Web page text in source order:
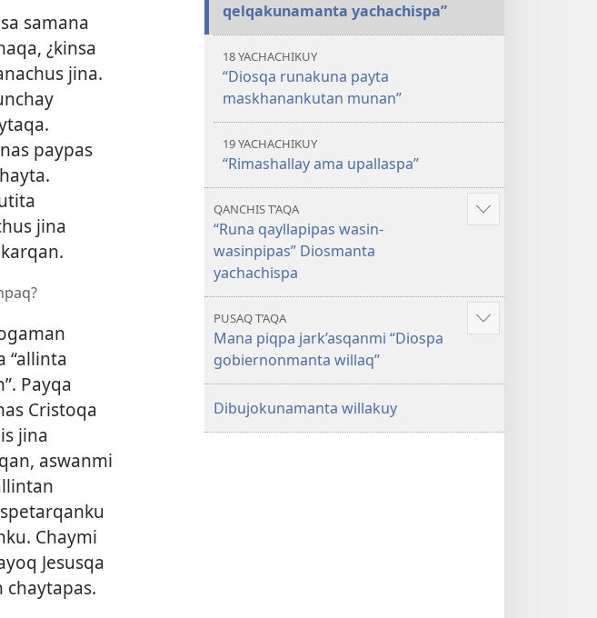
samana
¿kinsa
jina.
paypas
jina
“allinta
Payqa
Cristoqa
jina
aswanmi
Chaymi
Jesusqa
chaytapas.
qelqakunamanta yachachispa”
18 YACHACHIKUY
“Diosqa runakuna payta
maskhanankutan munan”
19 YACHACHIKUY
“Rimashallay ama upallaspa”
QANCHIS T’AQA
“Runa qayllapipas wasin-
wasinpipas” Diosmanta
yachachispa
Mostrar
PUSAQ T’AQA
Mana piqpa jark’asqanmi “Diospa
gobiernonmanta willaq”
Mostrar
Dibujokunamanta willakuy